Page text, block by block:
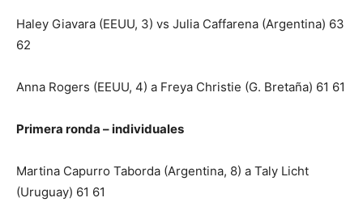
Haley Giavara (EEUU, 3) vs Julia Caffarena (Argentina) 63
62
Anna Rogers (EEUU, 4) a Freya Christie (G. Bretaña) 61 61
Primera ronda – individuales
Martina Capurro Taborda (Argentina, 8) a Taly Licht
(Uruguay) 61 61